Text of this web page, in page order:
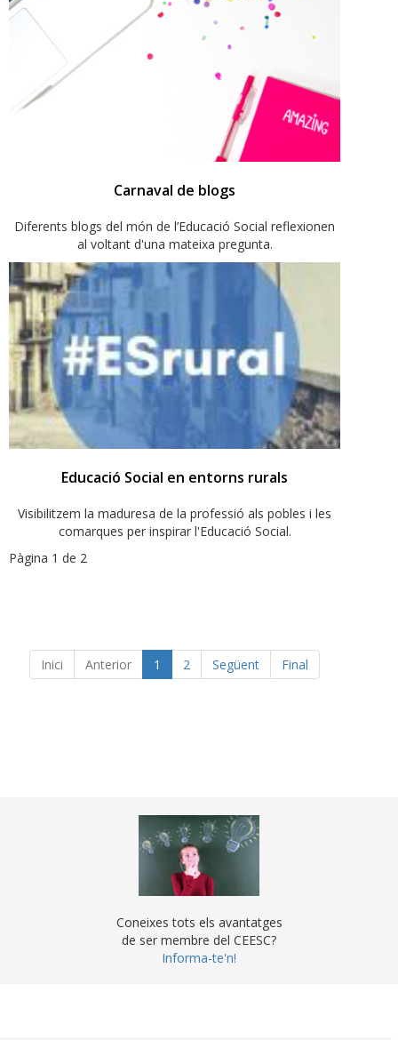
Carnaval de blogs
Diferents blogs del món de l’Educació Social reflexionen
al voltant d'una mateixa pregunta.
Educació Social en entorns rurals
Visibilitzem la maduresa de la professió als pobles i les
comarques per inspirar l'Educació Social.
Pàgina 1 de 2
Inici Anterior 1 2 Següent Final
Coneixes tots els avantatges
de ser membre del CEESC?
Informa-te'n!